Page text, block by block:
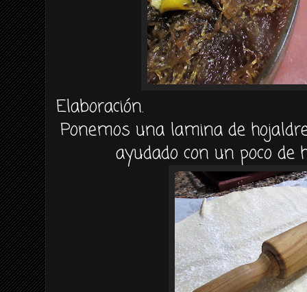
Elaboración.
Ponemos una lamina de
ayudado con un poco de